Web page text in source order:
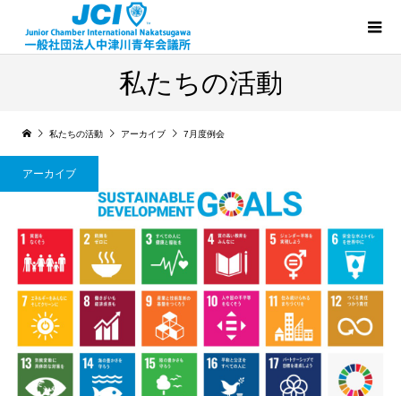
私たちの活動
私たちの活動 アーカイブ 7月度例会
アーカイブ